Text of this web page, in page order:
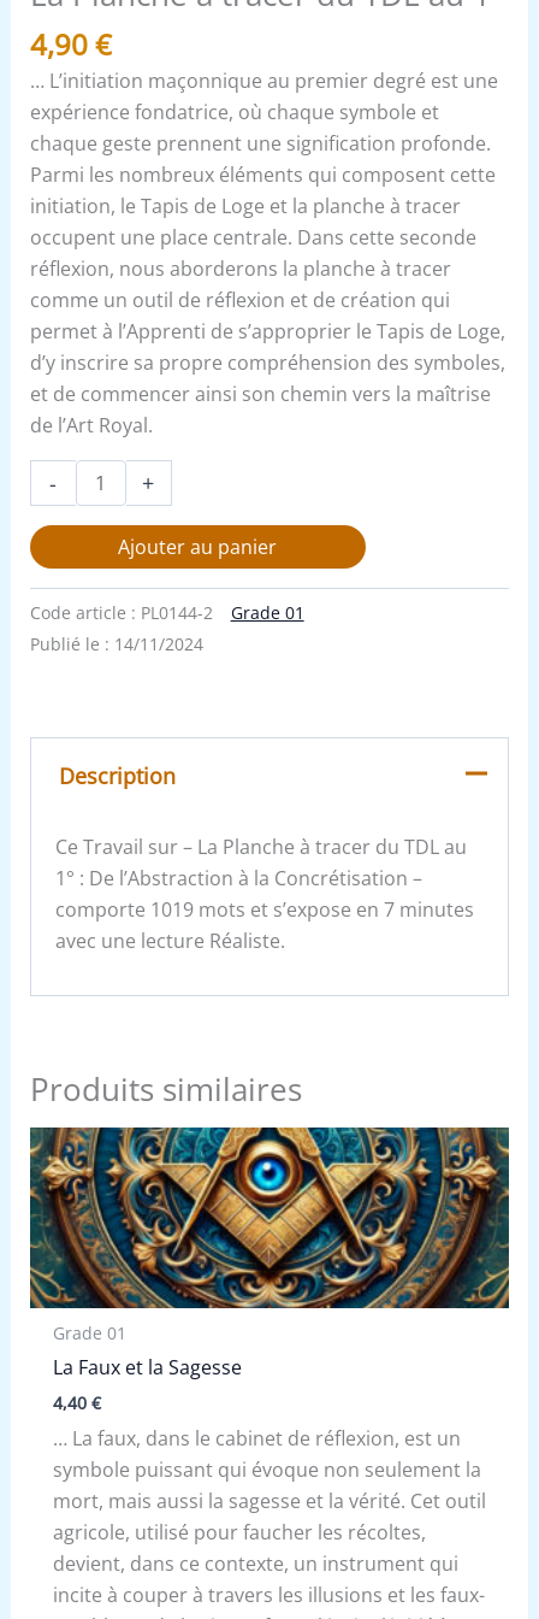
4,90€
… L’initiation maçonnique au premier degré est une
expérience fondatrice, où chaque symbole et
chaque geste prennent une signification profonde.
Parmi les nombreux éléments qui composent cette
initiation, le Tapis de Loge et la planche à tracer
occupent une place centrale. Dans cette seconde
réflexion, nous aborderons la planche à tracer
comme un outil de réflexion et de création qui
permet à l’Apprenti de s’approprier le Tapis de Loge,
d’y inscrire sa propre compréhension des symboles,
et de commencer ainsi son chemin vers la maîtrise
de l’Art Royal.
- +
Ajouter au panier
Code article : PL0144-2
Grade 01
Publié le : 14/11/2024
Description
Ce Travail sur – La Planche à tracer du TDL au
1° : De l’Abstraction à la Concrétisation –
comporte 1019 mots et s’expose en 7 minutes
avec une lecture Réaliste.
Produits similaires
Grade 01
La Faux et la Sagesse
4,40 €
… La faux, dans le cabinet de réflexion, est un
symbole puissant qui évoque non seulement la
mort, mais aussi la sagesse et la vérité. Cet outil
agricole, utilisé pour faucher les récoltes,
devient, dans ce contexte, un instrument qui
incite à couper à travers les illusions et les faux-